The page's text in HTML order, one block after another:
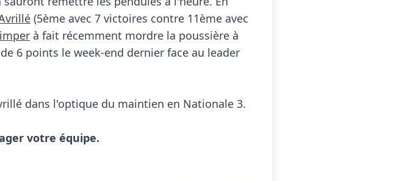
(5ème avec 7 victoires contre 11ème avec
dans l'optique du maintien en Nationale 3.
votre équipe.